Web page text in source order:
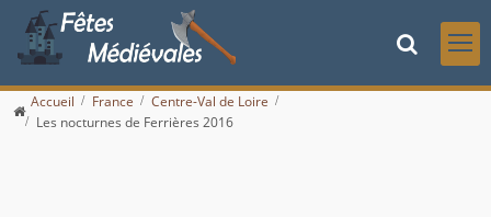
Accueil France
Centre-Val de Loire
Les nocturnes de Ferrières 2016